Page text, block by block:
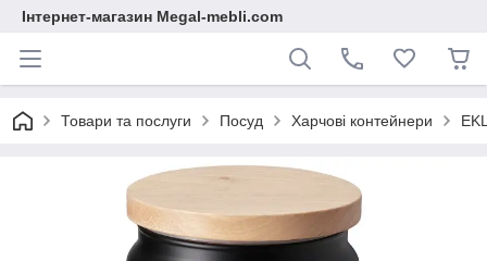
Інтернет-магазин Megal-mebli.com
Товари та послуги Посуд Харчові контейнери